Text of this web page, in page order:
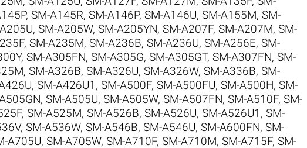
, SM-A145R, SM-A146P, SM-A146U, SM-A155M, SM-
, SM-A205W, SM-A205YN, SM-A207F, SM-A207M, SM-
, SM-A235M, SM-A236B, SM-A236U, SM-A256E, SM-
, SM-A305FN, SM-A305G, SM-A305GT, SM-A307FN, SM-
, SM-A326B, SM-A326U, SM-A326W, SM-A336B, SM-
, SM-A426U1 , SM-A500F, SM-A500FU, SM-A500H, SM-
, SM-A505U, SM-A505W, SM-A507FN, SM-A510F, SM-
, SM-A525M, SM-A526B, SM-A526U, SM-A526U1 , SM-
, SM-A536W, SM-A546B, SM-A546U, SM-A600FN, SM-
A705U, SM-A705W, SM-A710F, SM-A710M, SM-A715F, SM-